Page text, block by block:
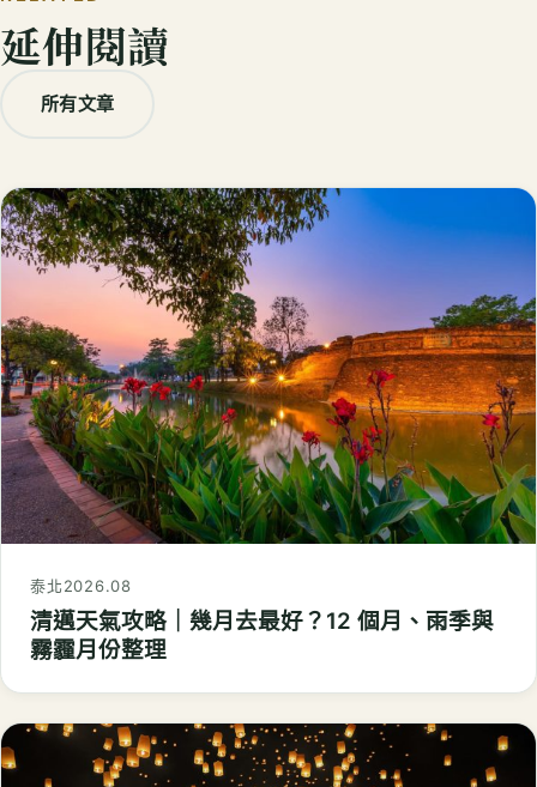
延伸閱讀
所有文章
泰北2026.08
清邁天氣攻略｜幾月去最好？12 個月、雨季與
霧霾月份整理